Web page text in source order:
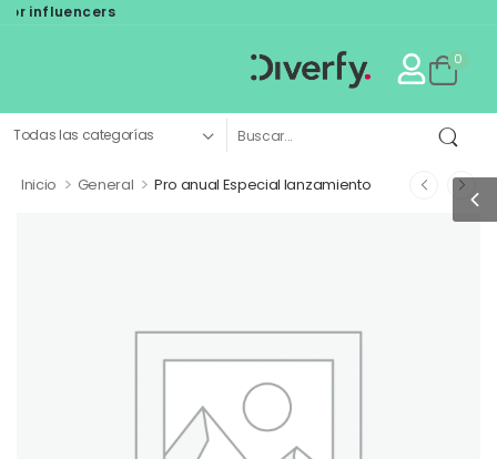
influencers
0
Inicio > General > Pro anual Especial lanzamiento